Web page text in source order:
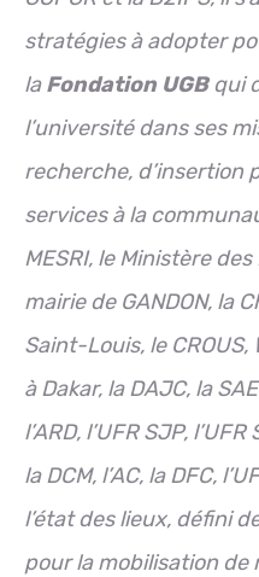
stratégies à adopter
laFondation UGB qui
l’université dans ses
recherche, d’insertion
services à la
MESRI, le Ministère
mairie de GANDON, la
Saint-Louis, le CROUS,
à Dakar, la DAJC, la
l’ARD, l’UFR SJP, l’UFR
la DCM, l’AC, la DFC,
l’état des lieux, défini
pour la mobilisation de